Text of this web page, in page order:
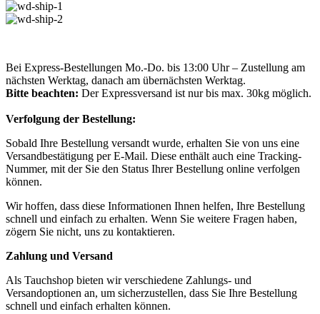
Bei Express-Bestellungen Mo.-Do. bis 13:00 Uhr – Zustellung am
nächsten Werktag, danach am übernächsten Werktag.
Bitte beachten: Der Expressversand ist nur bis max. 30kg möglich.
Verfolgung der Bestellung:
Sobald Ihre Bestellung versandt wurde, erhalten Sie von uns eine
Versandbestätigung per E-Mail. Diese enthält auch eine Tracking-
Nummer, mit der Sie den Status Ihrer Bestellung online verfolgen
können.
Wir hoffen, dass diese Informationen Ihnen helfen, Ihre Bestellung
schnell und einfach zu erhalten. Wenn Sie weitere Fragen haben,
zögern Sie nicht, uns zu kontaktieren.
Zahlung und Versand
Als Tauchshop bieten wir verschiedene Zahlungs- und
Versandoptionen an, um sicherzustellen, dass Sie Ihre Bestellung
schnell und einfach erhalten können.